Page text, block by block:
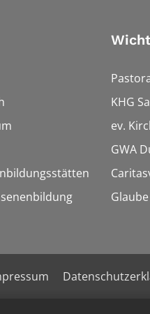
KHG
ev.
GWA